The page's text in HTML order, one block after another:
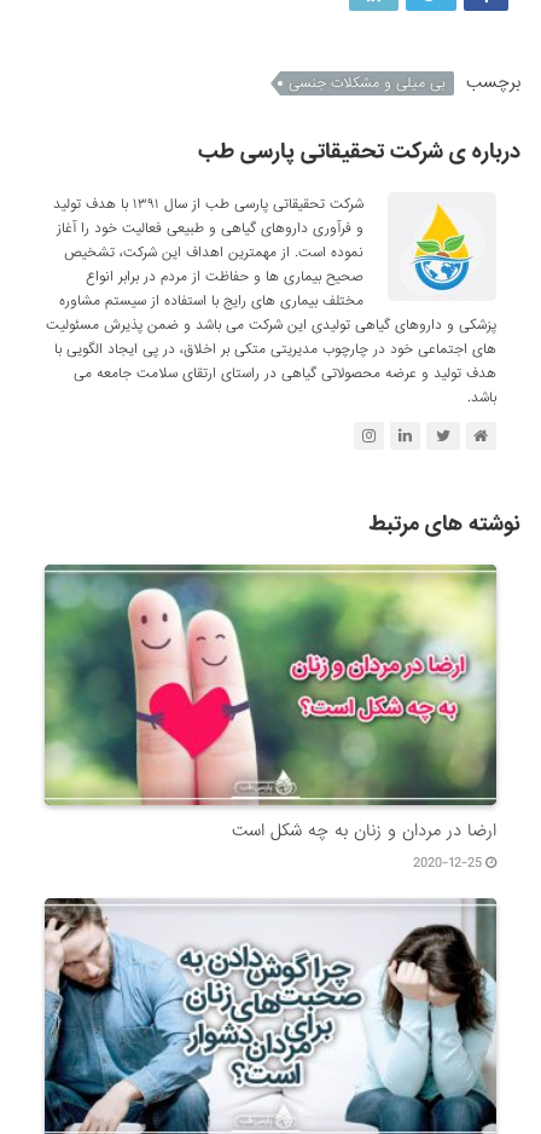
برچسب بی میلی و مشکلات جنسی
درباره ی شرکت تحقیقاتی پارسی طب
شرکت تحقیقاتی پارسی طب از سال ۱۳۹۱ با هدف تولید
و فرآوری داروهای گیاهی و طبیعی فعالیت خود را آغاز
نموده است. از مهمترین اهداف این شرکت، تشخیص
صحیح بیماری ها و حفاظت از مردم در برابر انواع
مختلف بیماری های رایج با استفاده از سیستم مشاوره
پزشکی و داروهای گیاهی تولیدی این شرکت می باشد و ضمن پذیرش مسئولیت
های اجتماعی خود در چارچوب مدیریتی متکی بر اخلاق، در پی ایجاد الگویی با
هدف تولید و عرضه محصولاتی گیاهی در راستای ارتقای سلامت جامعه می
باشد.
نوشته های مرتبط
ارضا در مردان و زنان به چه شکل است
2020-12-25